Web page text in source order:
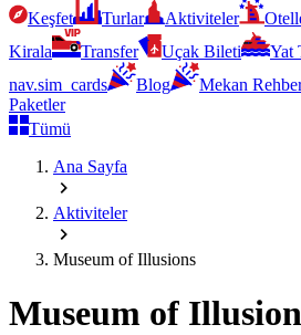
Keşfet Turlar Aktiviteler
Kirala
Transfer Uçak Bileti Yat
nav.sim_cards
Blog Mekan
Paketler
Tümü
Ana Sayfa
Aktiviteler
Museum of Illusions
Museum of